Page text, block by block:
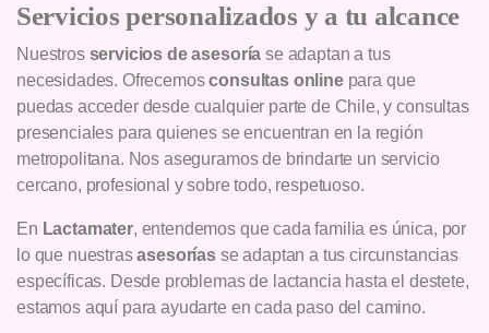
Servicios personalizados y a tu alcance
Nuestros servicios de asesoría se adaptan a tus
necesidades. Ofrecemosconsultas onlinepara que
puedas acceder desde cualquier parte de Chile, y consultas
presenciales para quienes se encuentran en la región
metropolitana. Nos aseguramos de brindarte un servicio
cercano, profesional y sobre todo, respetuoso.
En Lactamater, entendemos que cada familia es única, por
lo que nuestrasasesorías se adaptan a tus circunstancias
específicas. Desde problemas de lactancia hasta el destete,
estamos aquí para ayudarte en cada paso del camino.